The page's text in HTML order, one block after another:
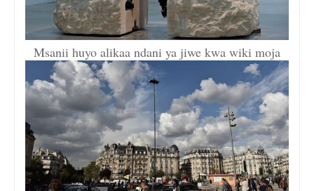
Msanii huyo alikaa ndani ya jiwe kwa wiki moja